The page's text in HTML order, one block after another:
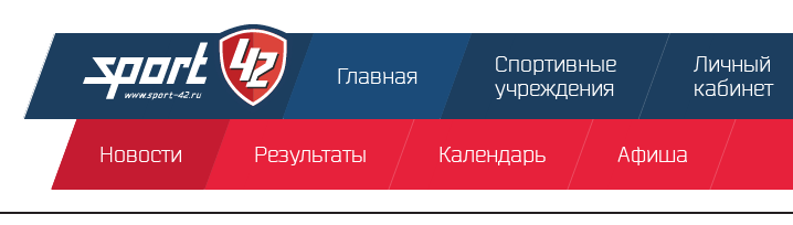
Главная
Спортивные
учреждения
Личный
кабинет
Новости Результаты Календарь Афиша